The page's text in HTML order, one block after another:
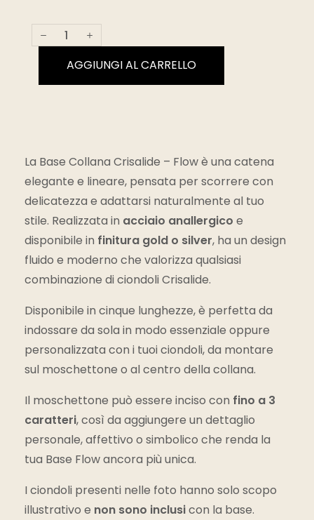
AGGIUNGI AL CARRELLO
La Base Collana Crisalide – Flow è una catena
elegante e lineare, pensata per scorrere con
delicatezza e adattarsi naturalmente al tuo
stile. Realizzata in acciaio anallergico e
disponibile in finitura gold o silver, ha un design
fluido e moderno che valorizza qualsiasi
combinazione di ciondoli Crisalide.
Disponibile in cinque lunghezze, è perfetta da
indossare da sola in modo essenziale oppure
personalizzata con i tuoi ciondoli, da montare
sul moschettone o al centro della collana.
Il moschettone può essere inciso con fino a 3
caratteri, così da aggiungere un dettaglio
personale, affettivo o simbolico che renda la
tua Base Flow ancora più unica.
I ciondoli presenti nelle foto hanno solo scopo
illustrativo e non sono inclusicon la base.